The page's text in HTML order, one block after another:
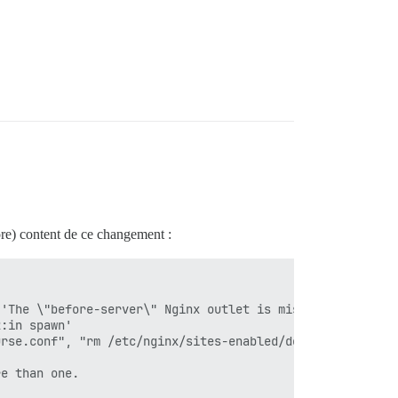
content de ce changement :
\"before-server\" Nginx outlet is missing. This
spawn'
"rm /etc/nginx/sites-enabled/
than one.